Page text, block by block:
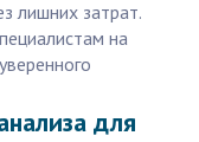
лишних затрат.
на
для